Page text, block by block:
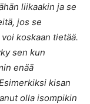
liikaakin ja se
jos se
koskaan tietää.
sen kun
enää
kisan
olla isompikin